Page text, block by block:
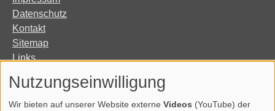
Datenschutz
Kontakt
Sitemap
Links
Erklärung zur Barrierefreiheit
Nutzungseinwilligung
Wir bieten auf unserer Website externe Videos (YouTube) der